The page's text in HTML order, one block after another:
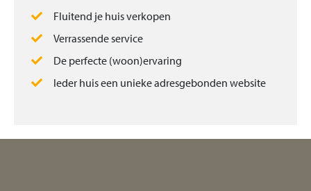
Fluitend je huis verkopen
Verrassende service
De perfecte (woon)ervaring
Ieder huis een unieke adresgebonden website